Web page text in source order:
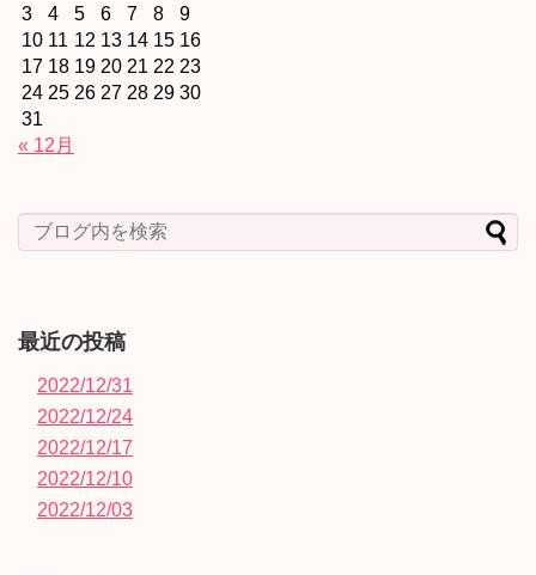
3
4 5 6 7 8
9
10 11 12 13 14 15 16
17 18 19 20 21 22 23
24 25 26 27 28 29 30
31
« 12月
最近の投稿
2022/12/31
2022/12/24
2022/12/17
2022/12/10
2022/12/03